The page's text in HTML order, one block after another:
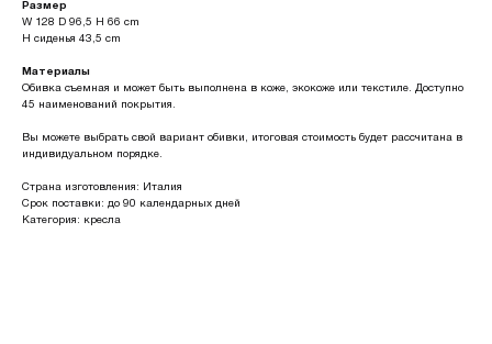
Размер
W 128 D 96,5 H 66 cm
H сиденья 43,5 cm
Материалы
Обивка съемная и может быть выполнена в коже, экокоже или текстиле. Доступно
45 наименований покрытия.
Вы можете выбрать свой вариант обивки, итоговая стоимость будет рассчитана в
индивидуальном порядке.
Страна изготовления: Италия
Срок поставки: до 90 календарных дней
Категория: кресла